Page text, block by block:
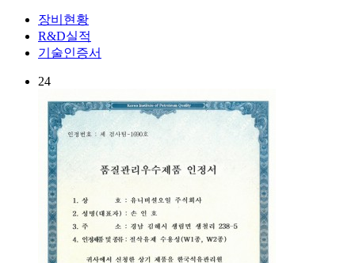
장비현황
R&D실적
기술인증서
24